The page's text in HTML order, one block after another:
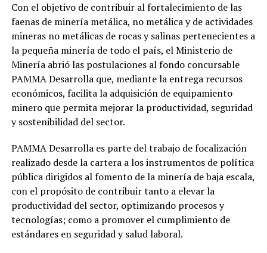
Con el objetivo de contribuir al fortalecimiento de las
faenas de minería metálica, no metálica y de actividades
mineras no metálicas de rocas y salinas pertenecientes a
la pequeña minería de todo el país, el Ministerio de
Minería abrió las postulaciones al fondo concursable
PAMMA Desarrolla que, mediante la entrega recursos
económicos, facilita la adquisición de equipamiento
minero que permita mejorar la productividad, seguridad
y sostenibilidad del sector.
PAMMA Desarrolla es parte del trabajo de focalización
realizado desde la cartera a los instrumentos de política
pública dirigidos al fomento de la minería de baja escala,
con el propósito de contribuir tanto a elevar la
productividad del sector, optimizando procesos y
tecnologías; como a promover el cumplimiento de
estándares en seguridad y salud laboral.